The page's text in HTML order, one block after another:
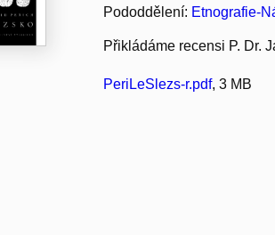
Pododdělení: Etnografie-
Přikládáme recensi P. Dr.
PeriLeSlezs-r.pdf, 3 MB